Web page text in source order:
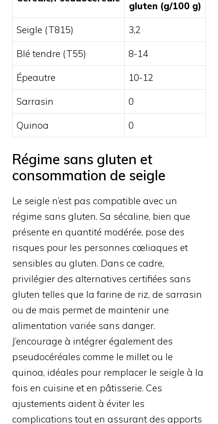
gluten (g/100 g)
Seigle (T815) 3,2
Blé tendre (T55) 8-14
Épeautre 10-12
Sarrasin 0
Quinoa 0
Régime sans gluten et
consommation de seigle
Le seigle n’est pas compatible avec un
régime sans gluten. Sa sécaline, bien que
présente en quantité modérée, pose des
risques pour les personnes cœliaques et
sensibles au gluten. Dans ce cadre,
privilégier des alternatives certifiées sans
gluten telles que la farine de riz, de sarrasin
ou de maïs permet de maintenir une
alimentation variée sans danger.
J’encourage à intégrer également des
pseudocéréales comme le millet ou le
quinoa, idéales pour remplacer le seigle à la
fois en cuisine et en pâtisserie. Ces
ajustements aident à éviter les
complications tout en assurant des apports